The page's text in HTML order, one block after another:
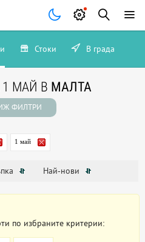
Стоки В града
МАЙ В МАЛТА
ФИЛТРИ
1 май
Най-нови
по избраните критерии: